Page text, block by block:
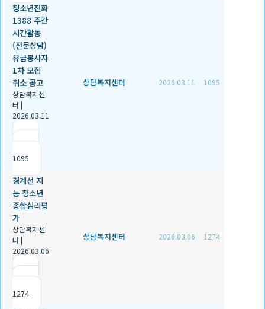
청소년전화
1388 주간
시간활동
(전문상담)
유급봉사자
1차 모집
취소 공고
상담복지센
터 |
2026.03.11
|
1095
상담복지센터 2026.03.11 1095
경계선 지
능 청소년
종합심리평
가
상담복지센
터 |
2026.03.06
|
1274
상담복지센터 2026.03.06 1274